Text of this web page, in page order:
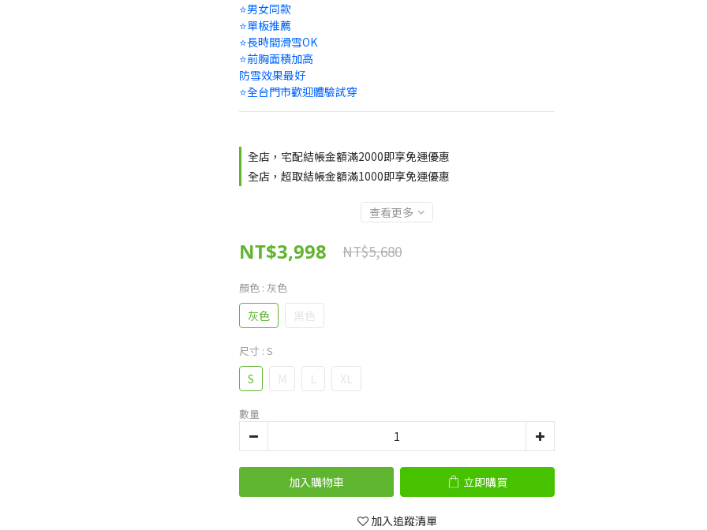
⭐男女同款
⭐單板推薦
⭐長時間滑雪OK
⭐前胸面積加高
防雪效果最好
⭐全台門市歡迎體驗試穿
全店，宅配結帳金額滿2000即享免運優惠
全店，超取結帳金額滿1000即享免運優惠
查看更多
NT$3,998 NT$5,680
顏色 : 灰色
灰色 黑色
尺寸 : S
S M L XL
數量
加入購物車 立即購買
加入追蹤清單